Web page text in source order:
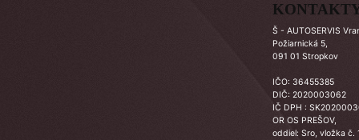
Š - AUTOSERVIS
Požiarnická 5,
091 01 Stropkov
IČO: 36455385
DIČ: 2020003062
IČ DPH :
OR OS PREŠOV,
oddiel: Sro, vložka č.